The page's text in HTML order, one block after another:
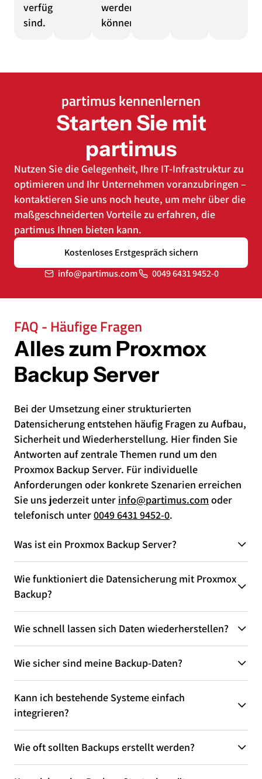
verfügbar
sind.
werden
können.
partimus kennenlernen
Starten Sie mit
partimus
Nutzen Sie die Gelegenheit, Ihre IT-Infrastruktur zu
optimieren und Ihr Unternehmen voranzubringen –
kontaktieren Sie uns noch heute, um mehr über die
maßgeschneiderten Vorteile zu erfahren, die
partimus Ihnen bieten kann.
Kostenloses Erstgespräch sichern
info@partimus.com
0049 6431 9452-0
FAQ - Häufige Fragen
Alles zum Proxmox
Backup Server
Bei der Umsetzung einer strukturierten
Datensicherung entstehen häufig Fragen zu Aufbau,
Sicherheit und Wiederherstellung. Hier finden Sie
Antworten auf zentrale Themen rund um den
Proxmox Backup Server. Für individuelle
Anforderungen oder konkrete Szenarien erreichen
Sie uns jederzeit unter info@partimus.com oder
telefonisch unter0049 6431 9452-0.
Was ist ein Proxmox Backup Server?
Wie funktioniert die Datensicherung mit Proxmox
Backup?
Wie schnell lassen sich Daten wiederherstellen?
Wie sicher sind meine Backup-Daten?
Kann ich bestehende Systeme einfach
integrieren?
Wie oft sollten Backups erstellt werden?